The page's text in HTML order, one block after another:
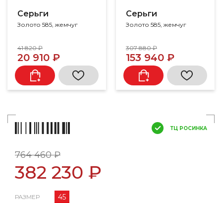
Серьги
Золото 585, жемчуг
41 820 ₽
20 910 ₽
Серьги
Золото 585, жемчуг
307 880 ₽
153 940 ₽
ТЦ РОСИНКА
764 460 ₽
382 230 ₽
РАЗМЕР 45